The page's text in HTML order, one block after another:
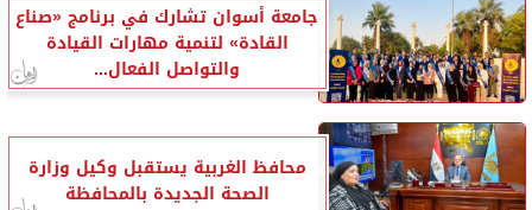
جامعة أسوان تشارك في برنامج «صناع
القادة» لتنمية مهارات القيادة
والتواصل الفعال...
محافظ الغربية يستقبل وكيل وزارة
الصحة الجديدة بالمحافظة